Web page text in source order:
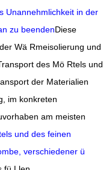
Unannehmlichkeit in der
zu beendenDiese
Wä Rmeisolierung und
des Mö Rtels und
der Materialien
im konkreten
am meisten
und des feinen
verschiedener ü